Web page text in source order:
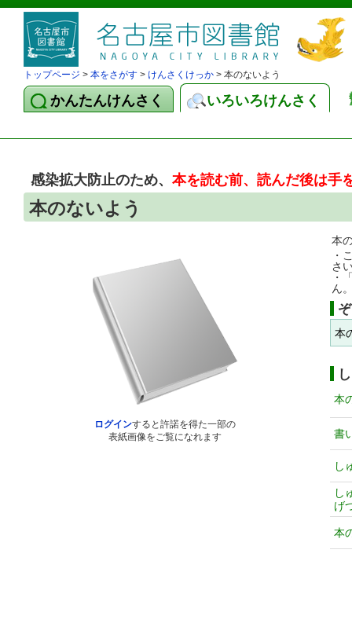
トップページ > 本をさがす > けんさくけっか > 本のないよう
かんたんけんさく いろいろけんさく
感染拡大防止のため、本を読む前、読んだ後は手
本のないよう
ログインすると許諾を得た一部の
表紙画像をご覧になれます
本
・
さ
・
ん
本
本
書
し
し
げ
本